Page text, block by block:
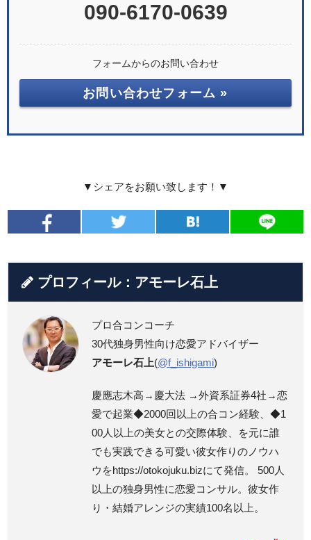
090-6170-0639
フォームからのお問い合わせ
お問い合わせフォーム »
▼シェアをお願い致します！▼
プロフィール：アモーレ石上
プロ合コンコーチ
30代独身男性向け恋愛アドバイザー
アモーレ石上(@f_ishigami)
慶應志木高→慶大法 →外資系証券4社→恋
愛で起業◆2000回以上の合コン経験、◆1
00人以上の美女との交際体験、を元に誰
でも実践できる可愛い彼女作りのノウハ
ウをhttps://otokojuku.bizにて発信。 500人
以上の独身男性に恋愛コンサル。彼女作
り・結婚アレンジの実績100名以上。